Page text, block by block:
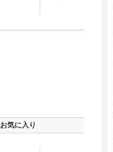
お気に入り